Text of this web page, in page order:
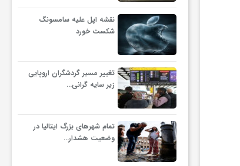
نقشه اپل علیه سامسونگ
شکست خورد
تغییر مسیر گردشگران اروپایی
زیر سایه گرانی…
تمام شهرهای بزرگ ایتالیا در
وضعیت هشدار…